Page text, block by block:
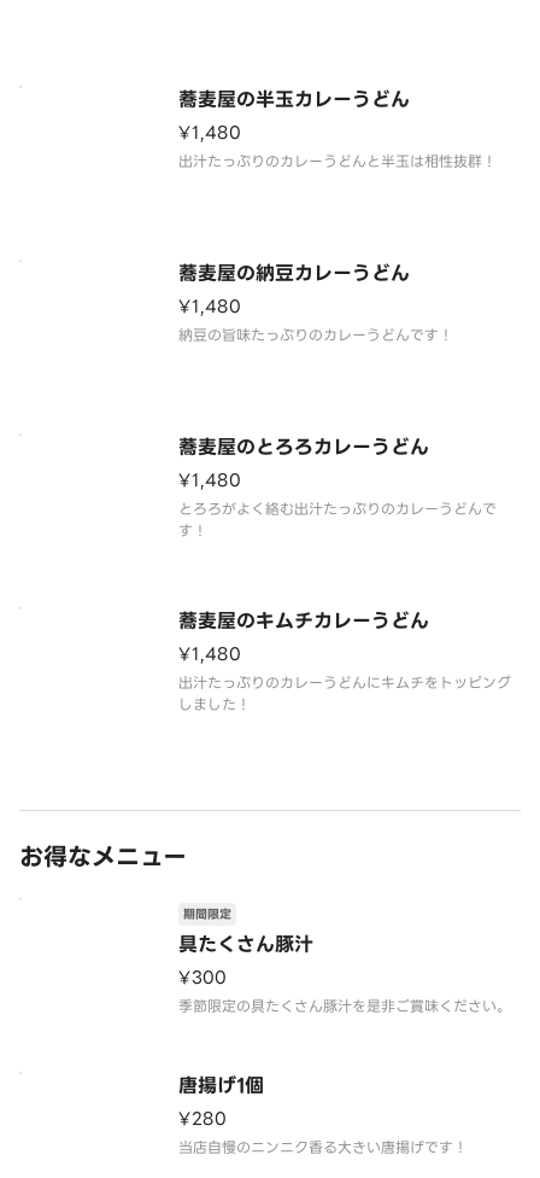
蕎麦屋の半玉カレーうどん
¥1,480
出汁たっぷりのカレーうどんと半玉は相性抜群！
蕎麦屋の納豆カレーうどん
¥1,480
納豆の旨味たっぷりのカレーうどんです！
蕎麦屋のとろろカレーうどん
¥1,480
とろろがよく絡む出汁たっぷりのカレーうどんで
す！
蕎麦屋のキムチカレーうどん
¥1,480
出汁たっぷりのカレーうどんにキムチをトッピング
しました！
お得なメニュー
具たくさん豚汁
期間限定
¥300
季節限定の具たくさん豚汁を是非ご賞味ください。
唐揚げ1個
¥280
当店自慢のニンニク香る大きい唐揚げです！